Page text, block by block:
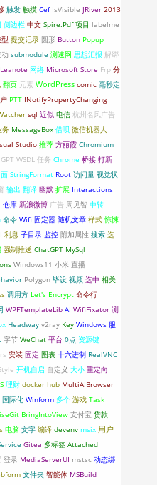
触发 触摸 Cef IsVisible JRiver 2013
侧边栏 中文 Spire.Pdf 项目 labelme
提交记录 圆形 Button Popup
submodule 测速网 思想汇报 解绑
Leanote 网络 Microsoft Store Frp 分
翻页 元素 WordPress comic 毫秒定
PTT INotifyPropertyChanging
sql 近似 电信 杭州名风广告
务 MessageBox 借呗 微信机器人
Studio 推荐 方丽霞 Chromium
GPT WSDL 任务 Chrome 桥接 打新
StringFormat Root 访问量 视觉状
输出 翻译 幽默 扩展 Interactions
仓库 新浪微博 广告 周见智 中转
命令 Wifi 固定器 随机文章 样式 惊悚
利息 子目录 监控 附加属性 搜索 选
强制推送 ChatGPT MySql
Windows11 小米 直播
Polygon 毕设 视频 选中 相关
调用方 Let's Encrypt 命令行
WPFTemplateLib AI WifiFixator 测
Headway v2ray Key Windows 服
字节 WeChat 平台 0点 资源键
安装 固定 图表 十六进制 RealVNC
开机自启 自定义 大小 重定向
理财 docker hub MultiAIBrowser
国际化 Winform 多个 游戏 Task
BringIntoView 支付宝 贷款
电脑 文字 编译 devenv msix 用户
Gitea 多标签 Attached
登录 MediaServerUI mstsc 动态绑
文件夹 智能体 MSBuild